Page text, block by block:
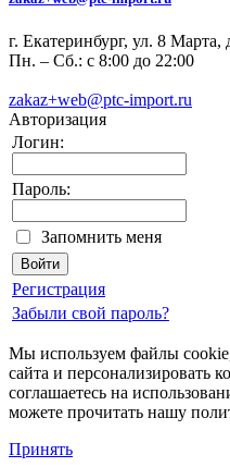
г. Екатеринбург, ул. 8 Марта,
Пн. – Сб.: с 8:00 до 22:00
zakaz+web@ptc-import.ru
Авторизация
Логин:
Пароль:
Запомнить меня
Регистрация
Забыли свой пароль?
Мы используем файлы
сайта и персонализировать
соглашаетесь на
можете прочитать нашу
Принять